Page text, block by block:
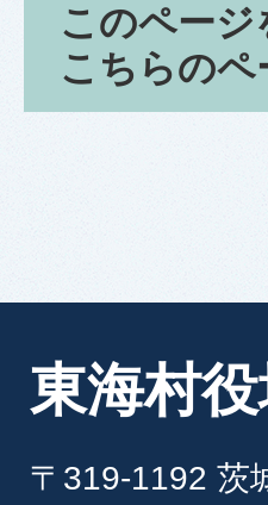
このページ
こちらの
東海村
〒319-1192 茨